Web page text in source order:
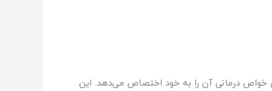
خواص درمانی آن را به خود اختصاص می‌دهد. این